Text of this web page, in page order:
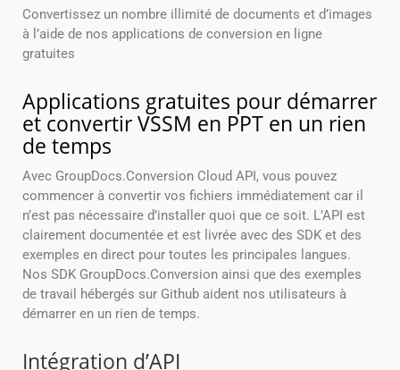
Convertissez un nombre illimité de documents et d’images
à l’aide de nos applications de conversion en ligne
gratuites
Applications gratuites pour démarrer
et convertir VSSM en PPT en un rien
de temps
Avec GroupDocs.Conversion Cloud API, vous pouvez
commencer à convertir vos fichiers immédiatement car il
n’est pas nécessaire d’installer quoi que ce soit. L’API est
clairement documentée et est livrée avec des SDK et des
exemples en direct pour toutes les principales langues.
Nos SDK GroupDocs.Conversion ainsi que des exemples
de travail hébergés sur Github aident nos utilisateurs à
démarrer en un rien de temps.
Intégration d’API